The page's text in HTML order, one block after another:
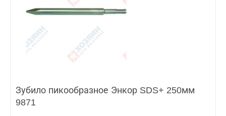
Зубило пикообразное Энкор SDS+ 250мм
9871